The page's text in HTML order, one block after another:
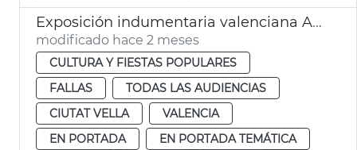
Exposición indumentaria valenciana Ayuntamiento València
modificado hace 2 meses
CULTURA Y FIESTAS POPULARES
FALLAS
TODAS LAS AUDIENCIAS
CIUTAT VELLA
VALENCIA
EN PORTADA
EN PORTADA TEMÁTICA